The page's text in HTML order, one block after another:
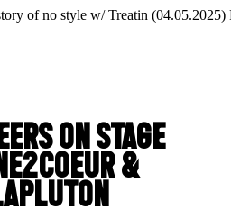
no style w/ Treatin (04.05.2025)
ON STAGE
&